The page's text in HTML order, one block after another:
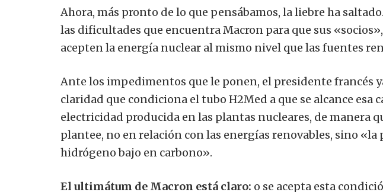
Ahora, más pronto de lo que pensábamos, la liebre ha
las dificultades que encuentra Macron para que sus
acepten la energía nuclear al mismo nivel que las fuentes
Ante los impedimentos que le ponen, el presidente francés
claridad que condiciona el tubo H2Med a que se alcance esa
electricidad producida en las plantas nucleares, de manera
plantee, no en relación con las energías renovables, sino «la
hidrógeno bajo en carbono».
El ultimátum de Macron está claro: o se acepta esta